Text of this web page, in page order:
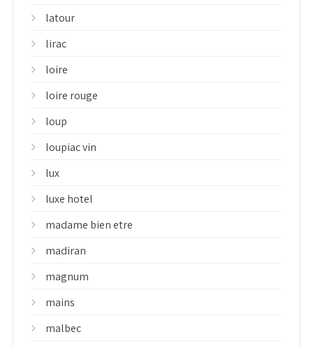
latour
lirac
loire
loire rouge
loup
loupiac vin
lux
luxe hotel
madame bien etre
madiran
magnum
mains
malbec